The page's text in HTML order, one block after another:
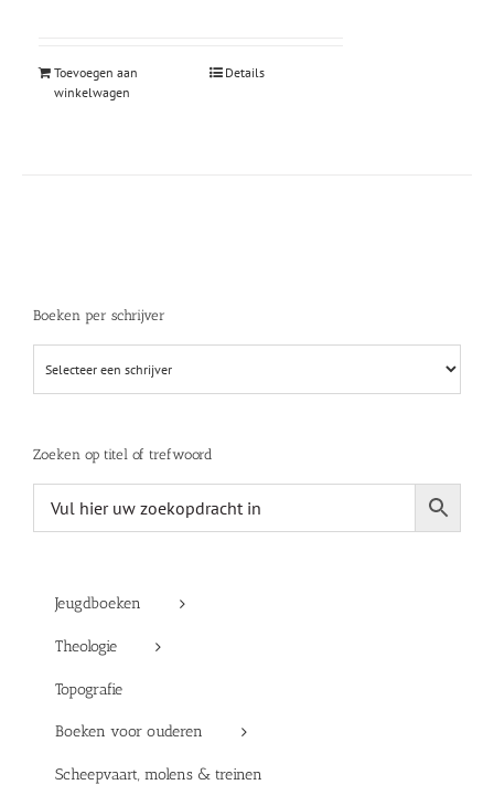
Toevoegen aan
winkelwagen
Details
Boeken per schrijver
Zoeken op titel of trefwoord
Jeugdboeken
Theologie
Topografie
Boeken voor ouderen
Scheepvaart, molens & treinen